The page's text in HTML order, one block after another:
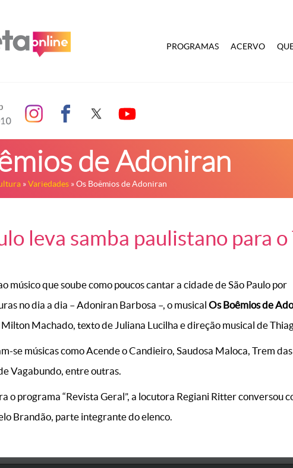
PROGRAMAS ACERVO
de Adoniran
»Variedades » Os Boêmios de Adoniran
leva samba paulistano para
músico que soube como poucos cantar a cidade de São Paulo por
no dia a dia – Adoniran Barbosa –, o musical Os Boêmios de
Machado, texto de Juliana Lucilha e direção musical de
se músicas como Acende o Candieiro, Saudosa Maloca, Trem
Vagabundo, entre outras.
o programa “Revista Geral”, a locutora Regiani Ritter conversou
Brandão, parte integrante do elenco.